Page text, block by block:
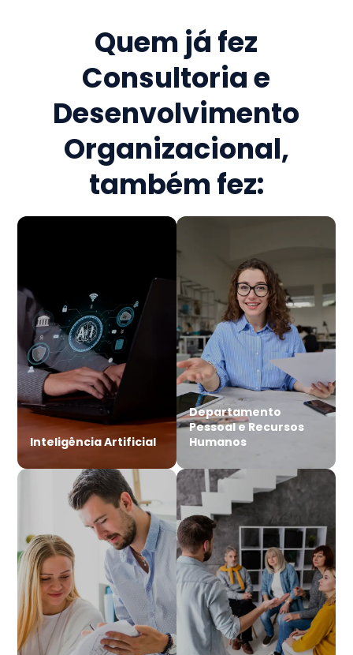
Quem já fez
Consultoria e
Desenvolvimento
Organizacional,
também fez:
Inteligência Artificial
Departamento
Pessoal e Recursos
Humanos